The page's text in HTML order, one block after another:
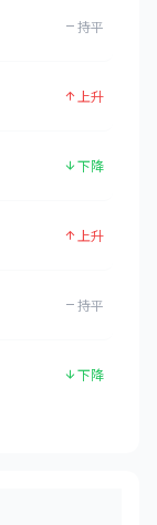
持平
上升
下降
上升
持平
下降